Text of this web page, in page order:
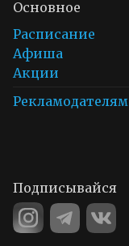
Основное
Расписание
Афиша
Акции
Рекламодателям
Подписывайся